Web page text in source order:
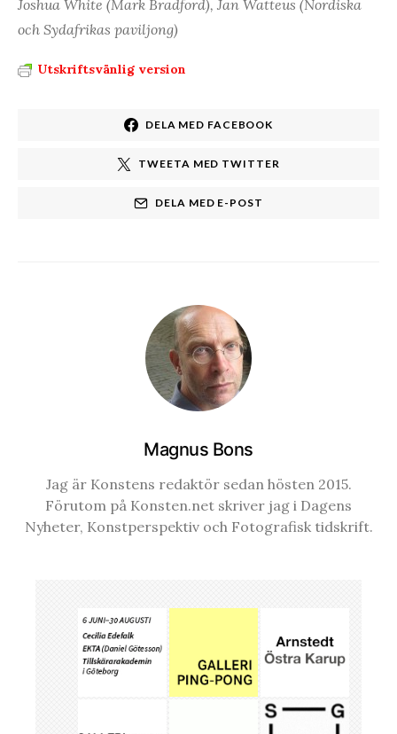
Joshua White (Mark Bradford), Jan Watteus (Nordiska
och Sydafrikas paviljong)
Utskriftsvänlig version
DELA MED FACEBOOK
TWEETA MED TWITTER
DELA MED E-POST
Magnus Bons
Jag är Konstens redaktör sedan hösten 2015.
Förutom på Konsten.net skriver jag i Dagens
Nyheter, Konstperspektiv och Fotografisk tidskrift.